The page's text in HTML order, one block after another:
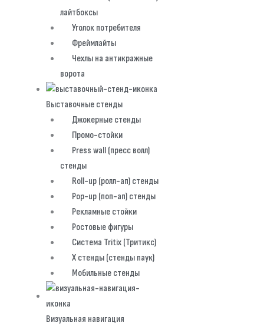
лайтбоксы
Уголок потребителя
Фреймлайты
Чехлы на антикражные
ворота
Выставочные стенды
Джокерные стенды
Промо-стойки
Press wall (пресс волл)
стенды
Roll-up (ролл-ап) стенды
Pop-up (поп-ап) стенды
Рекламные стойки
Ростовые фигуры
Система Tritix (Тритикс)
X стенды (стенды паук)
Мобильные стенды
Визуальная навигация